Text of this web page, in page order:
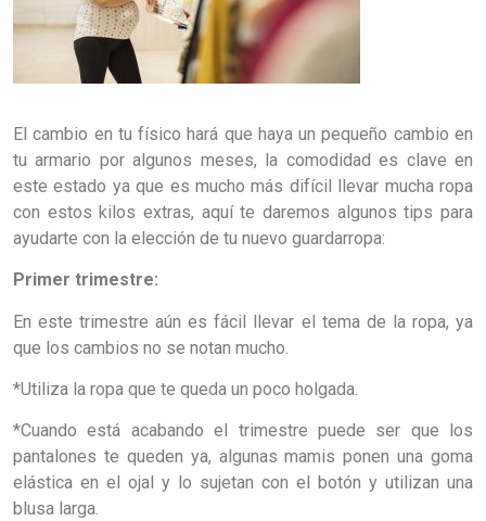
El cambio en tu físico hará que haya un pequeño cambio en
tu armario por algunos meses, la comodidad es clave en
este estado ya que es mucho más difícil llevar mucha ropa
con estos kilos extras, aquí te daremos algunos tips para
ayudarte con la elección de tu nuevo guardarropa:
Primer trimestre:
En este trimestre aún es fácil llevar el tema de la ropa, ya
que los cambios no se notan mucho.
*Utiliza la ropa que te queda un poco holgada.
*Cuando está acabando el trimestre puede ser que los
pantalones te queden ya, algunas mamis ponen una goma
elástica en el ojal y lo sujetan con el botón y utilizan una
blusa larga.